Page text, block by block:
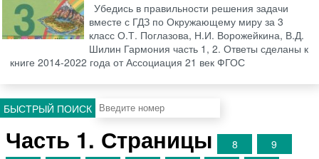
Убедись в правильности решения задачи
вместе с ГДЗ по Окружающему миру за 3
класс О.Т. Поглазова, Н.И. Ворожейкина, В.Д.
Шилин Гармония часть 1, 2. Ответы сделаны к
книге 2014-2022 года от Ассоциация 21 век ФГОС
БЫСТРЫЙ ПОИСК
Часть 1. Страницы 8
9